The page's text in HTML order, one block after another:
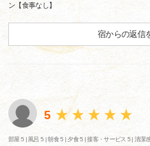
ン【食事なし】
宿からの返信
5
部屋 5 | 風呂 5 |朝食 5 | 夕食 5 |接客・サービス 5 |清潔